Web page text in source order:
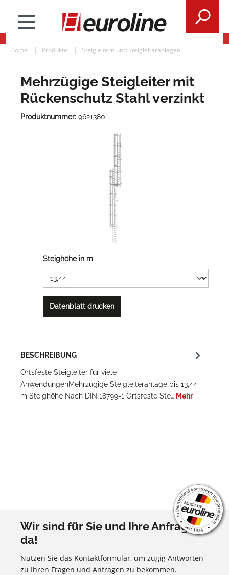
Home Produkte Steigleitern und Steigleiteranlagen
Mehrzügige Steigleiter mit
Rückenschutz Stahl verzinkt
Produktnummer: 9621380
Steighöhe in m
Datenblatt drucken
BESCHREIBUNG
Ortsfeste Steigleiter für viele
AnwendungenMehrzügige Steigleiteranlage bis 13,44
m Steighöhe Nach DIN 18799-1 Ortsfeste Ste… Mehr
Wir sind für Sie und Ihre Anfragen
da!
Nutzen Sie das Kontaktformular, um zügig Antworten
zu Ihren Fragen und Anfragen zu bekommen.